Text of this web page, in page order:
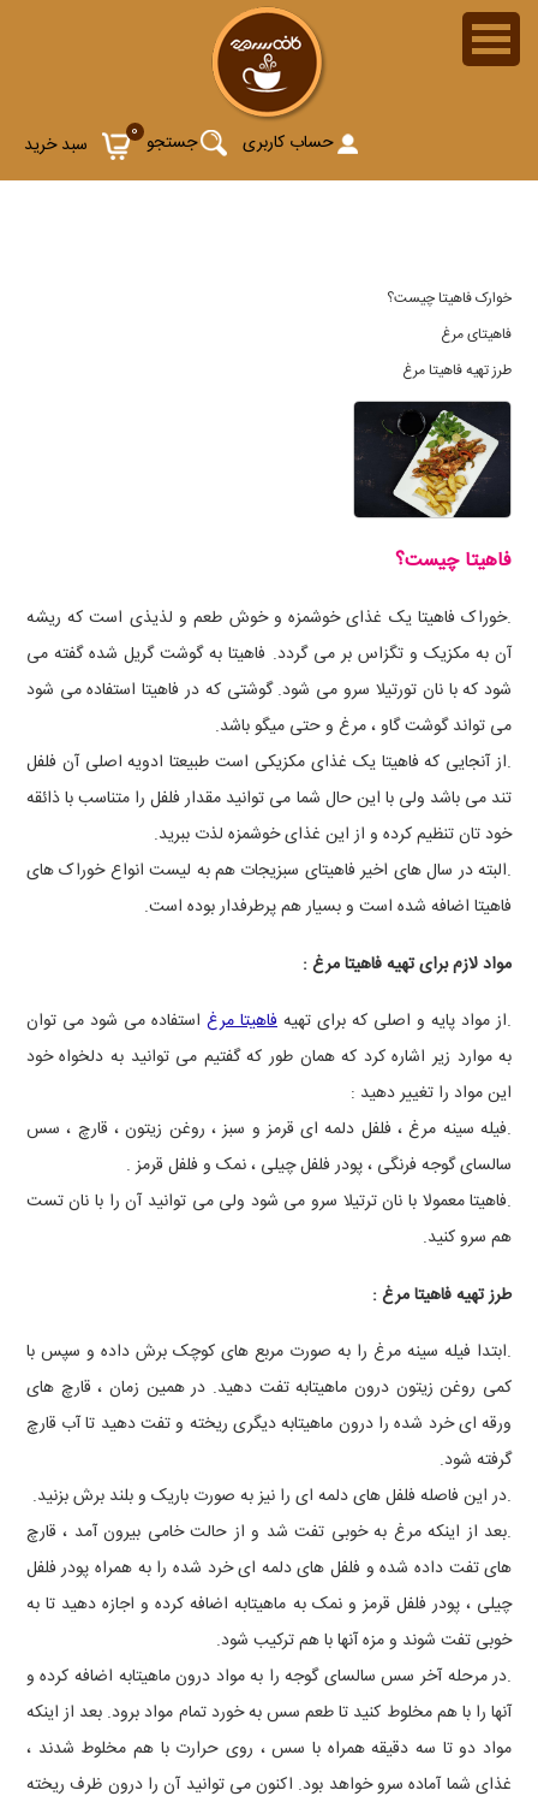
0 سبد خرید جستجو حساب کاربری
طرز تهیه فاهیتا مرغ
خوارک فاهیتا چیست؟
فاهیتای مرغ
طرز تهیه فاهیتا مرغ
فاهیتا چیست؟
.خوراک فاهیتا یک غذای خوشمزه و خوش طعم و لذیذی است که ریشه
آن به مکزیک و تگزاس بر می گردد. فاهیتا به گوشت گریل شده گفته می
شود که با نان تورتیلا سرو می شود. گوشتی که در فاهیتا استفاده می شود
می تواند گوشت گاو ، مرغ و حتی میگو باشد.
.از آنجایی که فاهیتا یک غذای مکزیکی است طبیعتا ادویه اصلی آن فلفل
تند می باشد ولی با این حال شما می توانید مقدار فلفل را متناسب با ذائقه
خود تان تنظیم کرده و از این غذای خوشمزه لذت ببرید.
.البته در سال های اخیر فاهیتای سبزیجات هم به لیست انواع خوراک های
فاهیتا اضافه شده است و بسیار هم پرطرفدار بوده است.
مواد لازم برای تهیه فاهیتا مرغ :
.از مواد پایه و اصلی که برای تهیه فاهیتا مرغ استفاده می شود می توان
به موارد زیر اشاره کرد که همان طور که گفتیم می توانید به دلخواه خود
این مواد را تغییر دهید :
.فیله سینه مرغ ، فلفل دلمه ای قرمز و سبز ، روغن زیتون ، قارچ ، سس
سالسای گوجه فرنگی ، پودر فلفل چیلی ، نمک و فلفل قرمز .
.فاهیتا معمولا با نان ترتیلا سرو می شود ولی می توانید آن را با نان تست
هم سرو کنید.
طرز تهیه فاهیتا مرغ :
.ابتدا فیله سینه مرغ را به صورت مربع های کوچک برش داده و سپس با
کمی روغن زیتون درون ماهیتابه تفت دهید. در همین زمان ، قارچ های
ورقه ای خرد شده را درون ماهیتابه دیگری ریخته و تفت دهید تا آب قارچ
گرفته شود.
.در این فاصله فلفل های دلمه ای را نیز به صورت باریک و بلند برش بزنید.
.بعد از اینکه مرغ به خوبی تفت شد و از حالت خامی بیرون آمد ، قارچ
های تفت داده شده و فلفل های دلمه ای خرد شده را به همراه پودر فلفل
چیلی ، پودر فلفل قرمز و نمک به ماهیتابه اضافه کرده و اجازه دهید تا به
خوبی تفت شوند و مزه آنها با هم ترکیب شود.
.در مرحله آخر سس سالسای گوجه را به مواد درون ماهیتابه اضافه کرده و
آنها را با هم مخلوط کنید تا طعم سس به خورد تمام مواد برود. بعد از اینکه
مواد دو تا سه دقیقه همراه با سس ، روی حرارت با هم مخلوط شدند ،
غذای شما آماده سرو خواهد بود. اکنون می توانید آن را درون ظرف ریخته